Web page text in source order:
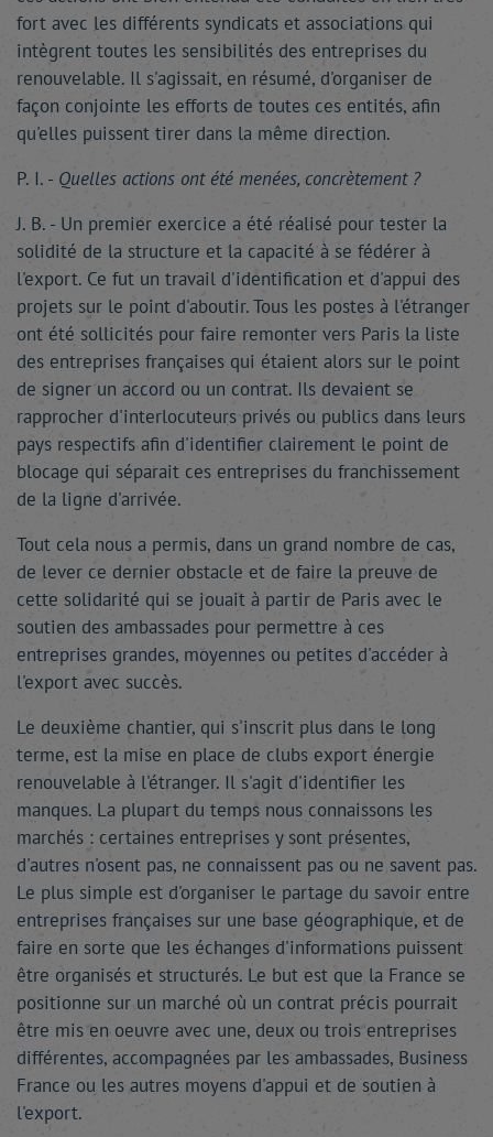
fort avec les différents syndicats et associations qui
intègrent toutes les sensibilités des entreprises du
renouvelable. Il s'agissait, en résumé, d'organiser de
façon conjointe les efforts de toutes ces entités, afin
qu'elles puissent tirer dans la même direction.
P. I. - Quelles actions ont été menées, concrètement ?
J. B. - Un premier exercice a été réalisé pour tester la
solidité de la structure et la capacité à se fédérer à
l'export. Ce fut un travail d'identification et d'appui des
projets sur le point d'aboutir. Tous les postes à l'étranger
ont été sollicités pour faire remonter vers Paris la liste
des entreprises françaises qui étaient alors sur le point
de signer un accord ou un contrat. Ils devaient se
rapprocher d'interlocuteurs privés ou publics dans leurs
pays respectifs afin d'identifier clairement le point de
blocage qui séparait ces entreprises du franchissement
de la ligne d'arrivée.
Tout cela nous a permis, dans un grand nombre de cas,
de lever ce dernier obstacle et de faire la preuve de
cette solidarité qui se jouait à partir de Paris avec le
soutien des ambassades pour permettre à ces
entreprises grandes, moyennes ou petites d'accéder à
l'export avec succès.
Le deuxième chantier, qui s'inscrit plus dans le long
terme, est la mise en place de clubs export énergie
renouvelable à l'étranger. Il s'agit d'identifier les
manques. La plupart du temps nous connaissons les
marchés : certaines entreprises y sont présentes,
d'autres n'osent pas, ne connaissent pas ou ne savent pas.
Le plus simple est d'organiser le partage du savoir entre
entreprises françaises sur une base géographique, et de
faire en sorte que les échanges d'informations puissent
être organisés et structurés. Le but est que la France se
positionne sur un marché où un contrat précis pourrait
être mis en oeuvre avec une, deux ou trois entreprises
différentes, accompagnées par les ambassades, Business
France ou les autres moyens d'appui et de soutien à
l'export.